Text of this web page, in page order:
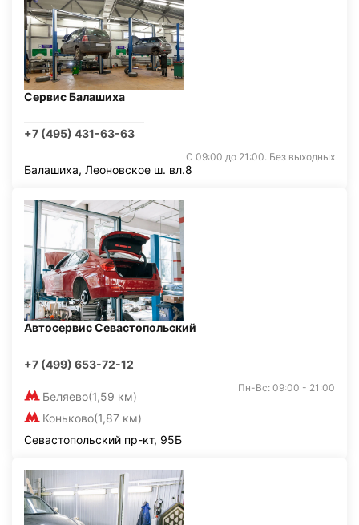
Сервис Балашиха
+7 (495) 431-63-63
С 09:00 до 21:00. Без выходных
Балашиха, Леоновское ш. вл.8
Автосервис Севастопольский
+7 (499) 653-72-12
Беляево(1,59 км)
Коньково(1,87 км)
Пн-Вс: 09:00 - 21:00
Севастопольский пр-кт, 95Б